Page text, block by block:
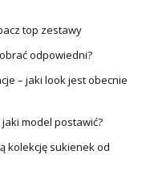
top zestawy
odpowiedni?
– jaki look jest obecnie
model postawić?
kolekcję sukienek od